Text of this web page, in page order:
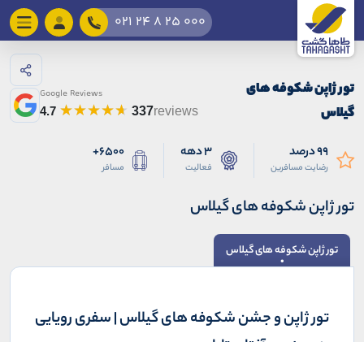
021 24 8 25 000
تور ژاپن شکوفه های
گیلاس
Google Reviews
4.7
337reviews
99 درصد
رضایت مسافرین
3 دهه
فعالیت
6500+
مسافر
تور ژاپن شکوفه های گیلاس
تور ژاپن شکوفه های گیلاس
تور ژاپن و جشن شکوفه‌ های گیلاس | سفری رویایی